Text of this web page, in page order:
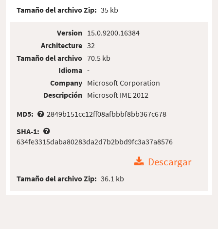
Tamaño del archivo Zip: 35 kb
Version
Architecture
Tamaño del archivo
Idioma
Company
Descripción
15.0.9200.16384
32
70.5 kb
-
Microsoft Corporation
Microsoft IME 2012
MD5:
2849b151cc12ff08afbbbf8bb367c678
SHA-1:
634fe3315daba80283da2d7b2bbd9fc3a37a8576
Descargar
Tamaño del archivo Zip: 36.1 kb